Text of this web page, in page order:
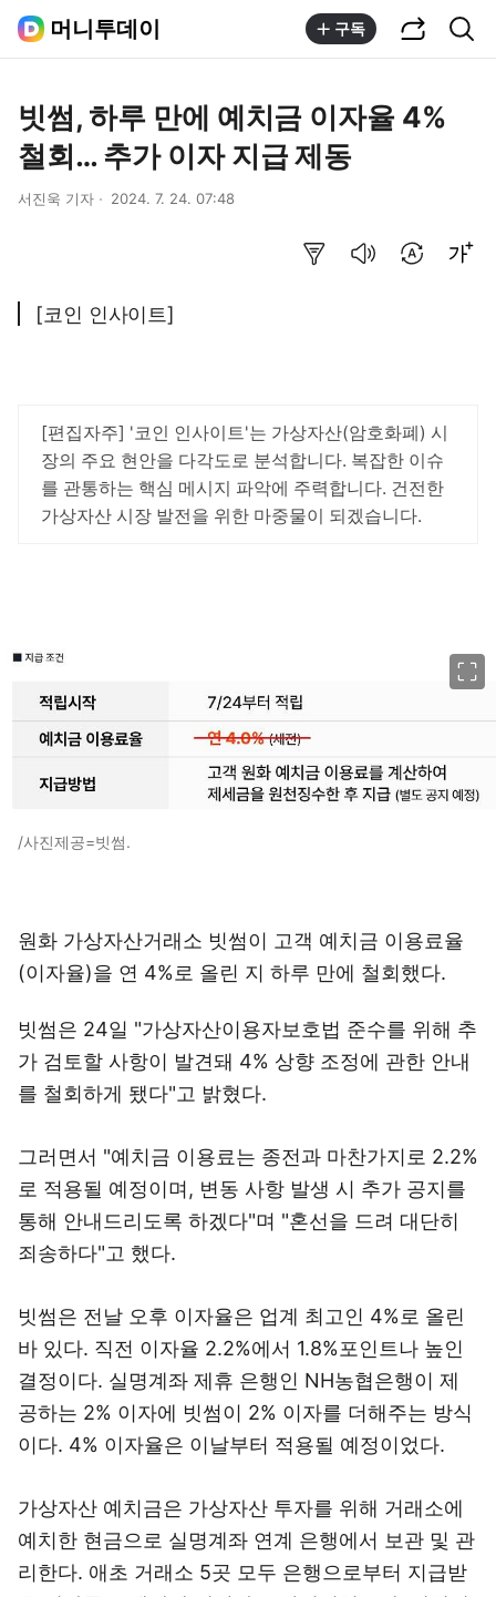
머니투데이 구독
빗썸, 하루 만에 예치금 이자율 4%
철회… 추가 이자 지급 제동
서진욱 기자 2024. 7. 24. 07:48
[코인 인사이트]
[편집자주] '코인 인사이트'는 가상자산(암호화폐) 시
장의 주요 현안을 다각도로 분석합니다. 복잡한 이슈
를 관통하는 핵심 메시지 파악에 주력합니다. 건전한
가상자산 시장 발전을 위한 마중물이 되겠습니다.
/사진제공=빗썸.
원화 가상자산거래소 빗썸이 고객 예치금 이용료율
(이자율)을 연 4%로 올린 지 하루 만에 철회했다.
빗썸은 24일 "가상자산이용자보호법 준수를 위해 추
가 검토할 사항이 발견돼 4% 상향 조정에 관한 안내
를 철회하게 됐다"고 밝혔다.
그러면서 "예치금 이용료는 종전과 마찬가지로 2.2%
로 적용될 예정이며, 변동 사항 발생 시 추가 공지를
통해 안내드리도록 하겠다"며 "혼선을 드려 대단히
죄송하다"고 했다.
빗썸은 전날 오후 이자율은 업계 최고인 4%로 올린
바 있다. 직전 이자율 2.2%에서 1.8%포인트나 높인
결정이다. 실명계좌 제휴 은행인 NH농협은행이 제
공하는 2% 이자에 빗썸이 2% 이자를 더해주는 방식
이다. 4% 이자율은 이날부터 적용될 예정이었다.
가상자산 예치금은 가상자산 투자를 위해 거래소에
예치한 현금으로 실명계좌 연계 은행에서 보관 및 관
리한다. 애초 거래소 5곳 모두 은행으로부터 지급받